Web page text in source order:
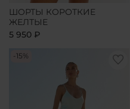
ШОРТЫ КОРОТКИЕ
ЖЕЛТЫЕ
5 950 ₽
-15%